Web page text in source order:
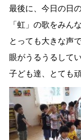
最後に、今日の日
「虹」の歌をみん
とっても大きな声
眼がうるうるして
子ども達、とても